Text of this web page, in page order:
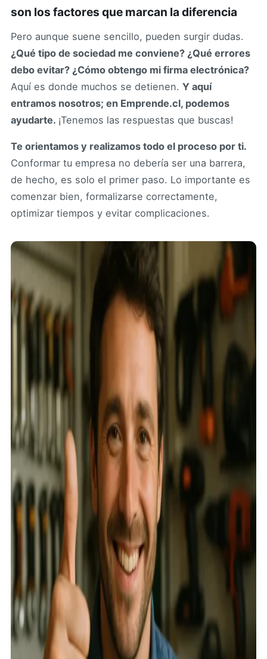
son los factores que marcan la diferencia
Pero aunque suene sencillo, pueden surgir dudas.
¿Qué tipo de sociedad me conviene? ¿Qué errores
debo evitar? ¿Cómo obtengo mi firma electrónica?
Aquí es donde muchos se detienen. Y aquí
entramos nosotros; en Emprende.cl, podemos
ayudarte. ¡Tenemos las respuestas que buscas!
Te orientamos y realizamos todo el proceso por ti.
Conformar tu empresa no debería ser una barrera,
de hecho, es solo el primer paso. Lo importante es
comenzar bien, formalizarse correctamente,
optimizar tiempos y evitar complicaciones.